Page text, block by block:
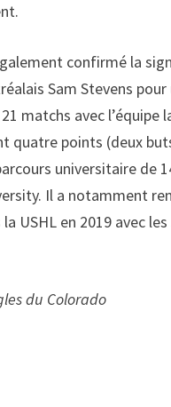
confirmé la
Sam Stevens pour
matchs avec l’équipe
quatre points (deux
universitaire de
Il a notamment
USHL en 2019 avec les
du Colorado